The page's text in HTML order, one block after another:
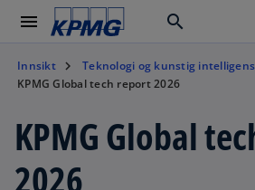
menu search
Innsikt
Teknologi og kunstig
KPMG Global tech report 2026
KPMG Global
2026